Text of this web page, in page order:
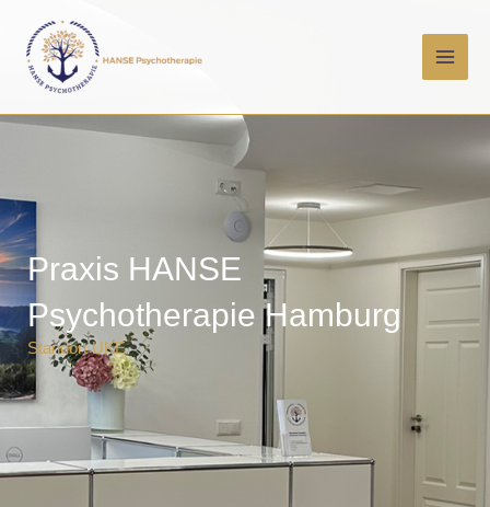
Inhalt
springen
Praxis HANSE
Psychotherapie Hamburg
Standort UKE